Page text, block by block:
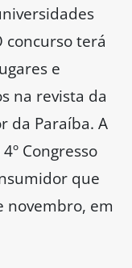
terá
e
na revista da
da Paraíba. A
Congresso
que
novembro, em